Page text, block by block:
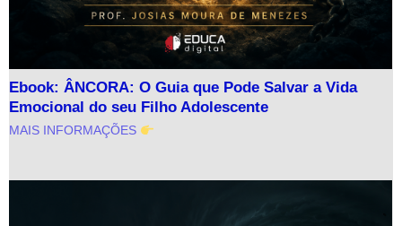
Ebook: ÂNCORA: O Guia que Pode Salvar a Vida
Emocional do seu Filho Adolescente
MAIS INFORMAÇÕES